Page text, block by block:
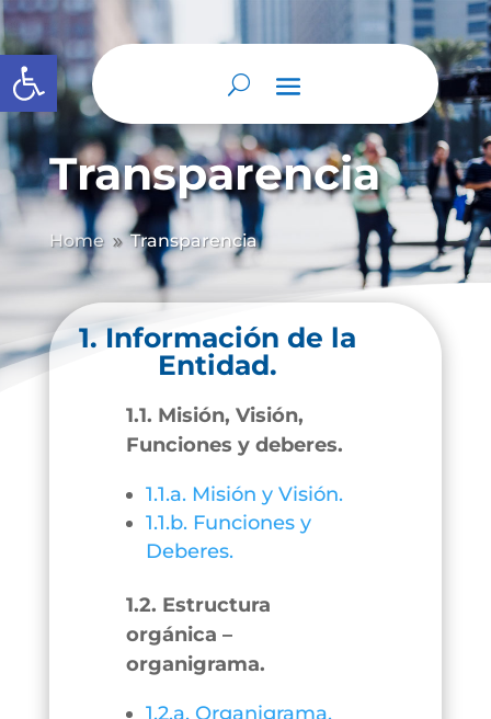
Abrir barra de herramientas
Transparencia
Home 9 Transparencia
1. Información de la
Entidad.
1.1. Misión, Visión,
Funciones y deberes.
1.1.a. Misión y Visión.
1.1.b. Funciones y
Deberes.
1.2. Estructura
orgánica –
organigrama.
1.2.a. Organigrama.